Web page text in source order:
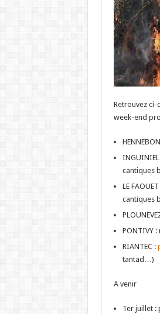
Retrouvez ci-
week-end
cantiques
LE FAOUET
cantiques
PONTIVY
RIANTEC :
tantad…)
A venir
1er juillet :